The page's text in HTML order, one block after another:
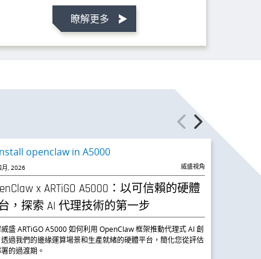
瞭解更多
月, 2026 威盛視角
x ARTiGO A5000：以可信賴的硬體
，探索 AI 代理技術的第一步
盛 ARTiGO A5000 如何利用 OpenClaw 框架推動代理式 AI 創
過我們的邊緣運算場景和生產就緒的硬體平台，簡化您從評估
的過渡期。